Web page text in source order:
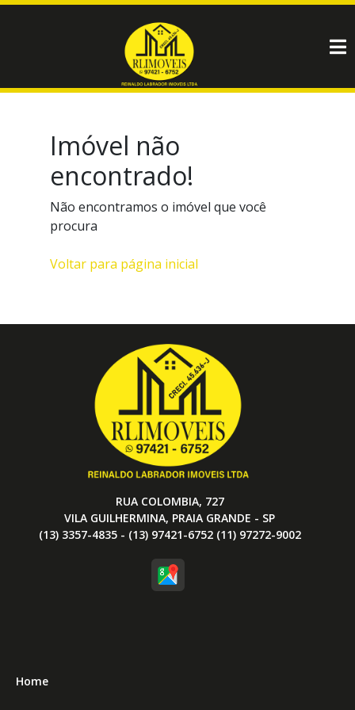
Imóvel não
encontrado!
Não encontramos o imóvel que você
procura
Voltar para página inicial
RUA COLOMBIA, 727
VILA GUILHERMINA, PRAIA GRANDE - SP
(13) 3357-4835 - (13) 97421-6752 (11) 97272-9002
Home